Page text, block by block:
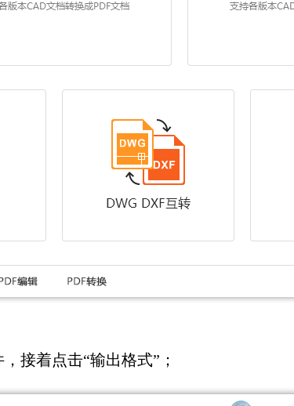
接着点击“输出格式”；